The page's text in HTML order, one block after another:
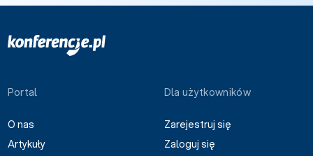
Portal
O nas
Artykuły
Dla użytkowników
Zarejestruj się
Zaloguj się